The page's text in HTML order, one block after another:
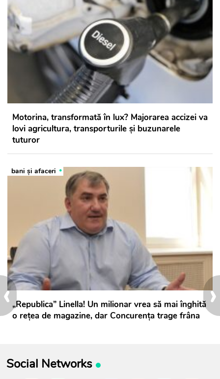
›
‹
Motorina, transformată în lux? Majorarea accizei va
lovi agricultura, transporturile și buzunarele
tuturor
bani și afaceri
„Republica” Linella! Un milionar vrea să mai înghită
o rețea de magazine, dar Concurența trage frâna
Social Networks